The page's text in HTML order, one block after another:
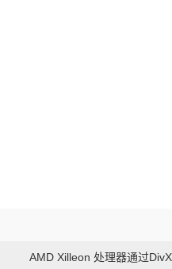
AMD Xilleon 处理器通过